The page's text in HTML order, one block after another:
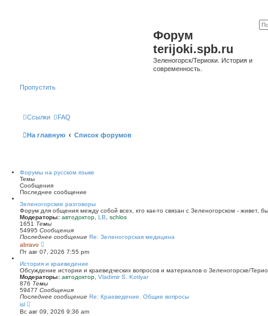
Форум
terijoki.spb.ru
Зеленогорск/Териоки. История и
современность.
Пропустить
Ссылки FAQ
На главную Список форумов
Форумы на русском языке
Темы
Сообщения
Последнее сообщение
Зеленогорские разговоры
Форум для общения между собой всех, кто как-то связан с Зеленогорском - живет,
Модераторы: автодоктор LB
schlos
1651 Темы
54995 Сообщения
Последнее сообщение Re: Зеленогорская медицина
abravo
е
р
е
й
т
и
к
п
с
Пт авг 07, 2026 7:55 pm
История и краеведение
Обсуждение истории и краеведческих вопросов и материалов о Зеленогорске/
Модераторы: автодоктор Vladimir S. Kotlyar
876 Темы
59477 Сообщения
Последнее сообщение Re: Краеведение. Общие вопросы
isl
Вс авг 09, 2026 9:36 am